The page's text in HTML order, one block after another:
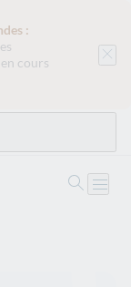
:
cours